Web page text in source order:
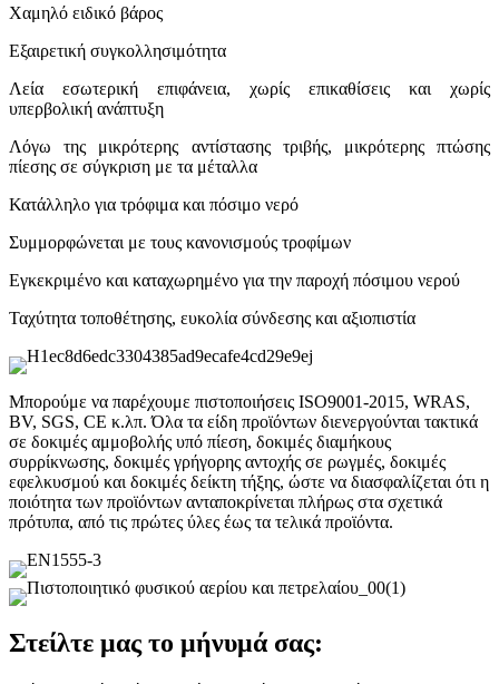
Χαμηλό ειδικό βάρος
Εξαιρετική συγκολλησιμότητα
Λεία εσωτερική επιφάνεια, χωρίς επικαθίσεις και χωρίς
υπερβολική ανάπτυξη
Λόγω της μικρότερης αντίστασης τριβής, μικρότερης πτώσης
πίεσης σε σύγκριση με τα μέταλλα
Κατάλληλο για τρόφιμα και πόσιμο νερό
Συμμορφώνεται με τους κανονισμούς τροφίμων
Εγκεκριμένο και καταχωρημένο για την παροχή πόσιμου νερού
Ταχύτητα τοποθέτησης, ευκολία σύνδεσης και αξιοπιστία
Μπορούμε να παρέχουμε πιστοποιήσεις ISO9001-2015, WRAS,
BV, SGS, CE κ.λπ. Όλα τα είδη προϊόντων διενεργούνται τακτικά
σε δοκιμές αμμοβολής υπό πίεση, δοκιμές διαμήκους
συρρίκνωσης, δοκιμές γρήγορης αντοχής σε ρωγμές, δοκιμές
εφελκυσμού και δοκιμές δείκτη τήξης, ώστε να διασφαλίζεται ότι η
ποιότητα των προϊόντων ανταποκρίνεται πλήρως στα σχετικά
πρότυπα, από τις πρώτες ύλες έως τα τελικά προϊόντα.
Στείλτε μας το μήνυμά σας: